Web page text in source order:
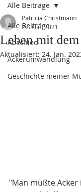
Alle Beiträge
Abschied
Ackerumwandlung
Geschichte meiner
Alle Beiträge
Leben mit
Patricia Christmann
22. Okt. 2021
Aktualisiert: 24. Jan.
"Man müßte